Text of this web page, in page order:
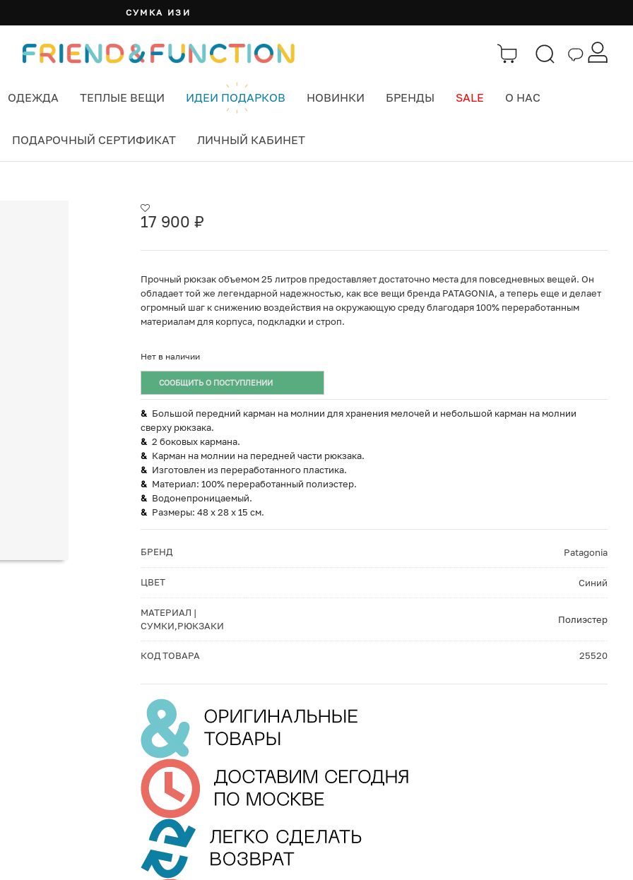
БАНДАНА: 7 ЦВЕТОВ И СПОСОБОВ НОСИТЬ
ОДЕЖДА ТЕПЛЫЕ ВЕЩИ ИДЕИ ПОДАРКОВ НОВИНКИ БРЕНДЫ SALE О НАС
ПОДАРОЧНЫЙ СЕРТИФИКАТ ЛИЧНЫЙ КАБИНЕТ
17 900 ₽
Прочный рюкзак объемом 25 литров предоставляет достаточно места для повседневных вещей. Он
обладает той же легендарной надежностью, как все вещи бренда PATAGONIA, а теперь еще и делает
огромный шаг к снижению воздействия на окружающую среду благодаря 100% переработанным
материалам для корпуса, подкладки и строп.
Нет в наличии
СООБЩИТЬ О ПОСТУПЛЕНИИ
Большой передний карман на молнии для хранения мелочей и небольшой карман на молнии
сверху рюкзака.
2 боковых кармана.
Карман на молнии на передней части рюкзака.
Изготовлен из переработанного пластика.
Материал: 100% переработанный полиэстер.
Водонепроницаемый.
Размеры: 48 x 28 x 15 см.
БРЕНД Patagonia
ЦВЕТ Синий
МАТЕРИАЛ |
СУМКИ,РЮКЗАКИ
Полиэстер
КОД ТОВАРА 25520